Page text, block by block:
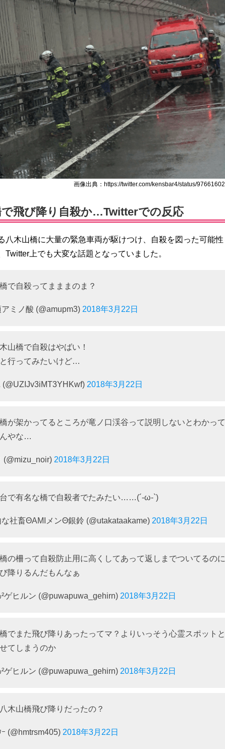
画像出典：https://twitter.com/kensbar4/status/
で飛び降り自殺か…Twitterでの反応
八木山橋に大量の緊急車両が駆けつけ、自殺を図った可能性
Twitter上でも大変な話題となっていました。
で自殺ってまままのま？
ミノ酸 (@amupm3) 2018年3月22日
山橋で自殺はやばい！
行ってみたいけど…
2018年3月22日
が架かってるところが竜ノ口渓谷って説明しないとわかっ
やな…
2018年3月22日
で有名な橋で自殺者でたみたい……(´-ω-`)
社畜ΘAMIメンΘ銀鈴 (@utakataakame) 2018年3月22日
の柵って自殺防止用に高くしてあって返しまでついてるの
降りるんだもんなぁ
ゲヒルン (@puwapuwa_gehirn) 2018年3月22日
でまた飛び降りあったってマ？よりいっそう心霊スポット
てしまうのか
ゲヒルン (@puwapuwa_gehirn) 2018年3月22日
木山橋飛び降りだったの？
(@hmtrsm405) 2018年3月22日